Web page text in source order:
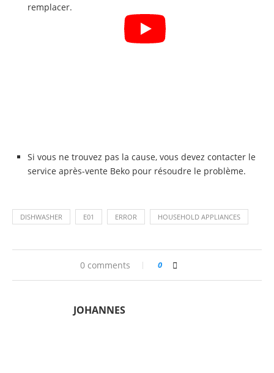
remplacer.
Si vous ne trouvez pas la cause, vous devez contacter le
service après-vente Beko pour résoudre le problème.
DISHWASHER E01 ERROR HOUSEHOLD APPLIANCES
0 comments 0
JOHANNES